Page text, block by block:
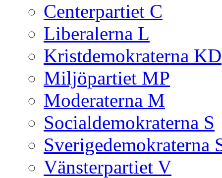
Centerpartiet C
Liberalerna L
Kristdemokraterna KD
Miljöpartiet MP
Moderaterna M
Socialdemokraterna S
Sverigedemokraterna
Vänsterpartiet V